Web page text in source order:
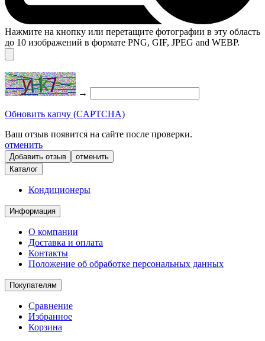
Нажмите на кнопку или перетащите фотографии в эту область
до 10 изображений в формате PNG, GIF, JPEG and WEBP.
→
Обновить капчу (CAPTCHA)
Ваш отзыв появится на сайте после проверки.
отменить
отменить
Каталог
Кондиционеры
Информация
О компании
Доставка и оплата
Контакты
Положение об обработке персональных данных
Покупателям
Сравнение
Избранное
Корзина